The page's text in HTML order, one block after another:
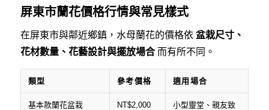
屏東市蘭花價格行情與常見樣式
在屏東市與鄰近鄉鎮，水母蘭花的價格依 盆栽尺寸、
花材數量、花藝設計與擺放場合而有所不同。
類型 參考價格 適用場合
基本款蘭花盆栽
NT$2,000
小型靈堂、親友致